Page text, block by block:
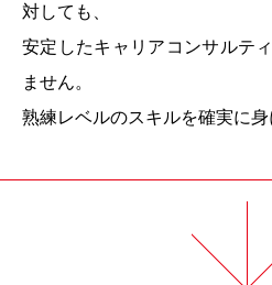
対しても、
安定したキャリアコンサルテ
ません。
熟練レベルのスキルを確実に身